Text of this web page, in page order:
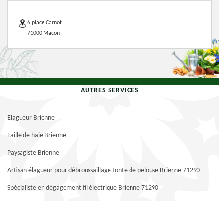
6 place Carnot
71000 Macon
AUTRES SERVICES
Elagueur Brienne
Taille de haie Brienne
Paysagiste Brienne
Artisan élagueur pour débroussaillage tonte de pelouse Brienne 71290
Spécialiste en dégagement fil électrique Brienne 71290